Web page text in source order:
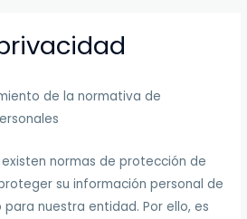
de la normativa de
existen normas de protección de
su información personal de
nuestra entidad. Por ello, es